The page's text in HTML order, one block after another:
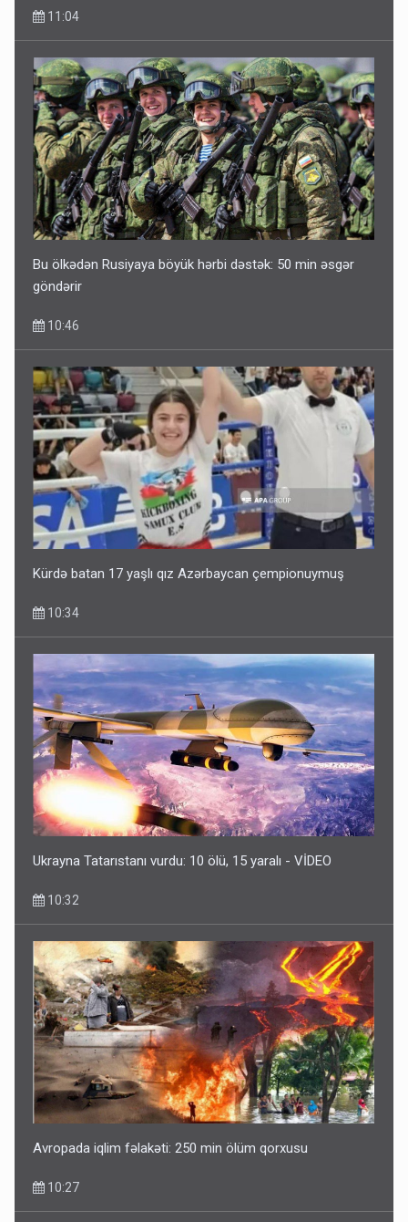
11:04
Bu ölkədən Rusiyaya böyük hərbi dəstək: 50 min əsgər
göndərir
10:46
Kürdə batan 17 yaşlı qız Azərbaycan çempionuymuş
10:34
Ukrayna Tatarıstanı vurdu: 10 ölü, 15 yaralı - VİDEO
10:32
Avropada iqlim fəlakəti: 250 min ölüm qorxusu
10:27